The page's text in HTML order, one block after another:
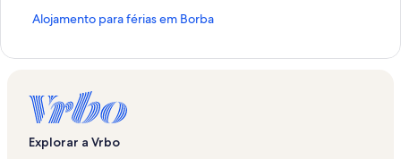
Alojamento para férias em Borba
H
l
i
a
Explorar a Vrbo